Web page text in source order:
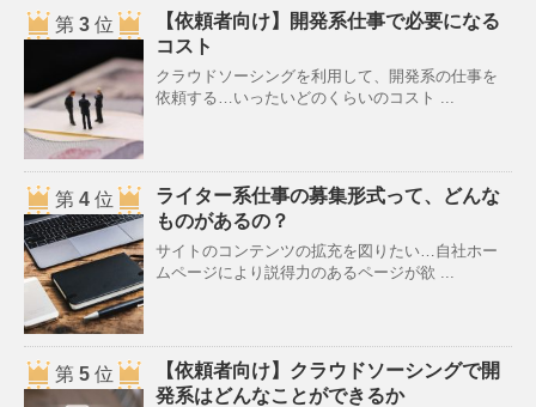
第 3位
【依頼者向け】開発系仕事で必要になる
コスト
クラウドソーシングを利用して、開発系の仕事を
依頼する…いったいどのくらいのコスト ...
第 4位
ライター系仕事の募集形式って、どんな
ものがあるの？
サイトのコンテンツの拡充を図りたい…自社ホー
ムページにより説得力のあるページが欲 ...
第 5位
【依頼者向け】クラウドソーシングで開
発系はどんなことができるか